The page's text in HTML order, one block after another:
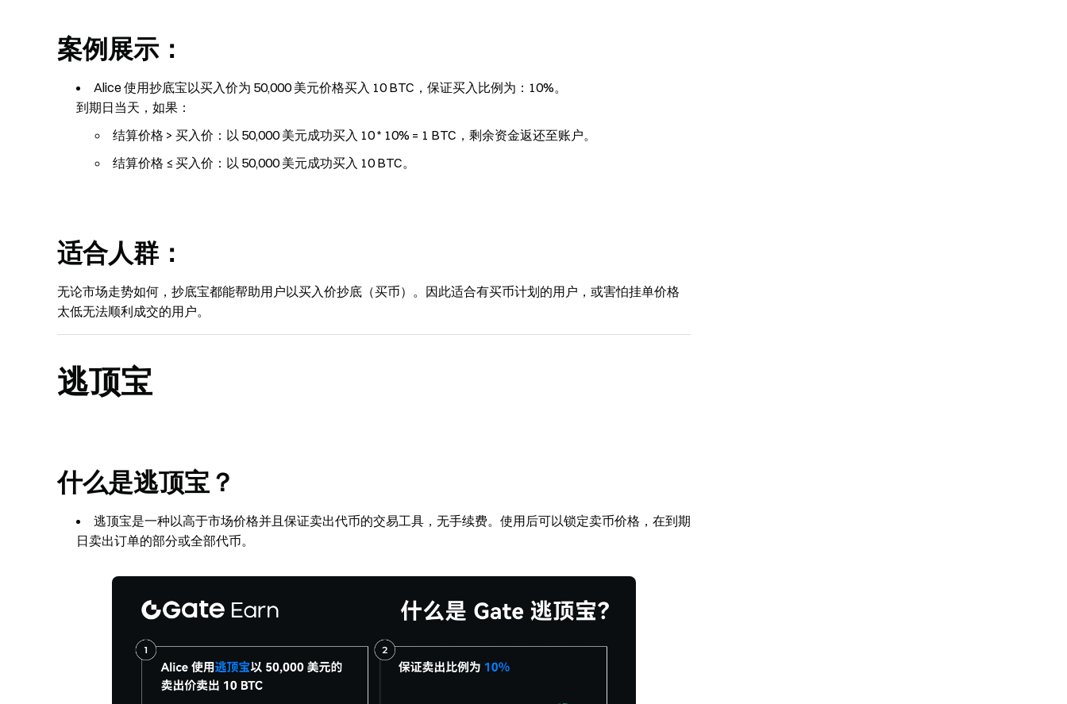
案例展示：
Alice 使用抄底宝以买入价为 50,000 美元价格买入 10 BTC，保证买入比例为：10%。
到期日当天，如果：
结算价格 > 买入价：以 50,000 美元成功买入 10 * 10% = 1 BTC，剩余资金返还至账户。
结算价格 ≤ 买入价：以 50,000 美元成功买入 10 BTC。
适合人群：
无论市场走势如何，抄底宝都能帮助用户以买入价抄底（买币）。因此适合有买币计划的用户，或害怕挂单价格
太低无法顺利成交的用户。
逃顶宝
什么是逃顶宝？
逃顶宝是一种以高于市场价格并且保证卖出代币的交易工具，无手续费。使用后可以锁定卖币价格，在到期
日卖出订单的部分或全部代币。